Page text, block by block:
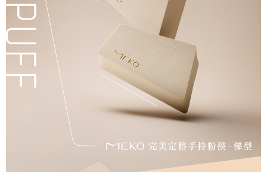
ATM／網路銀行／等多元方式進行付款，方視為交易完成。
※ 請注意：結帳手續完成當下不需立刻繳費，但若您需要取消訂單，請聯絡
購買商品的店家。未經商家同意取消之訂單仍視為有效，需透過AFTEE先享
後付繳納相關費用。
※ 交易是否成功請以「AFTEE先享後付 」之結帳頁面顯示為準，若有關於
是否繳費成功／繳費後需取消欲退款等相關疑問，請聯繫「AFTEE先享後付
客戶支援中心」
https://netprotections.freshdesk.com/support/home
１．透過由恩沛科技股份有限公司提供之「AFTEE先享後付」服務完成之交
易，需依本服務之必要範圍內提供個人資料，並將交易相關給付款項請求債
權轉讓予恩沛科技股份有限公司。
２．關於個人資料處理事宜，請瀏覽以下網址：
https://aftee.tw/terms/#terms3
「AFTEE先享後付」，若未經同意申辦者引起之損失，本公司不負相關責
7-11取貨付款
每筆NT$65，滿NT$499(含以上)免運費
付款後7-11取貨
每筆NT$65，滿NT$499(含以上)免運費
宅配
每筆NT$85，滿NT$499(含以上)免運費
每筆NT$120，滿NT$499(含以上)免運費